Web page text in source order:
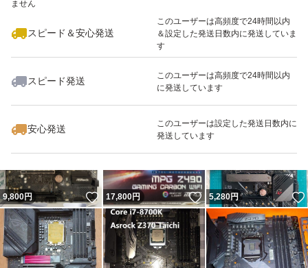
ません
スピード＆安心発送
このユーザーは高頻度で24時間以内
＆設定した発送日数内に発送していま
す
スピード発送
このユーザーは高頻度で24時間以内
に発送しています
安心発送
このユーザーは設定した発送日数内に
発送しています
いいね！
9,000
9,800円 いいね！
17,800円 いいね！
5,280円